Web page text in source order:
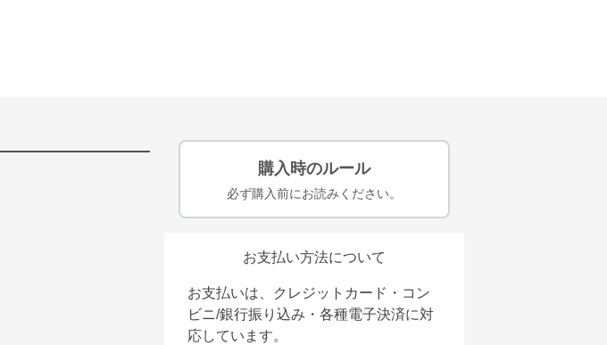
購入時のルール
必ず購入前にお読みください。
お支払い方法について
お支払いは、クレジットカード・コン
ビニ/銀行振り込み・各種電子決済に対
応しています。